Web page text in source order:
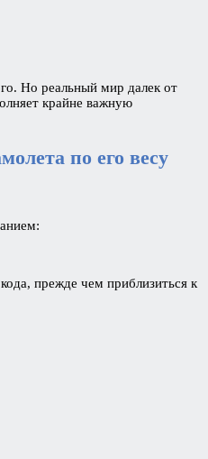
Но реальный мир далек от
крайне важную
по его весу
прежде чем приблизиться к